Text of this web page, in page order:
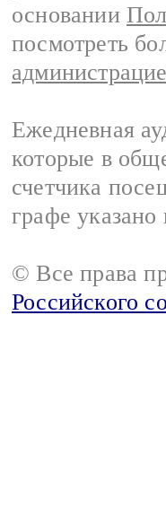
основании
посмотреть
Ежедневная
которые в
счетчика
графе
© Все права
Российского